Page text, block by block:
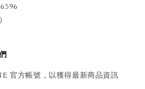
官方帳號，以獲得最新商品資訊